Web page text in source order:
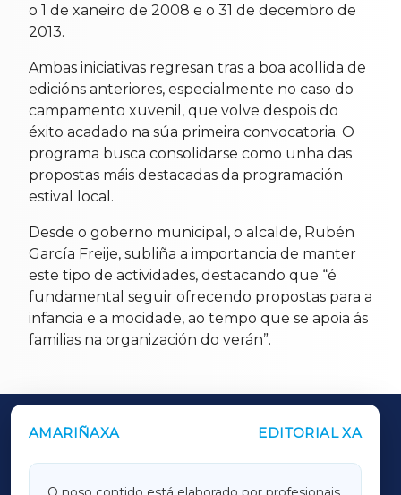
o 1 de xaneiro de 2008 e o 31 de decembro de
2013.
Ambas iniciativas regresan tras a boa acollida de
edicións anteriores, especialmente no caso do
campamento xuvenil, que volve despois do
éxito acadado na súa primeira convocatoria. O
programa busca consolidarse como unha das
propostas máis destacadas da programación
estival local.
Desde o goberno municipal, o alcalde, Rubén
García Freije, subliña a importancia de manter
este tipo de actividades, destacando que “é
fundamental seguir ofrecendo propostas para a
infancia e a mocidade, ao tempo que se apoia ás
familias na organización do verán”.
AMARIÑAXA EDITORIAL XA
OUTROS PERIÓDICOS